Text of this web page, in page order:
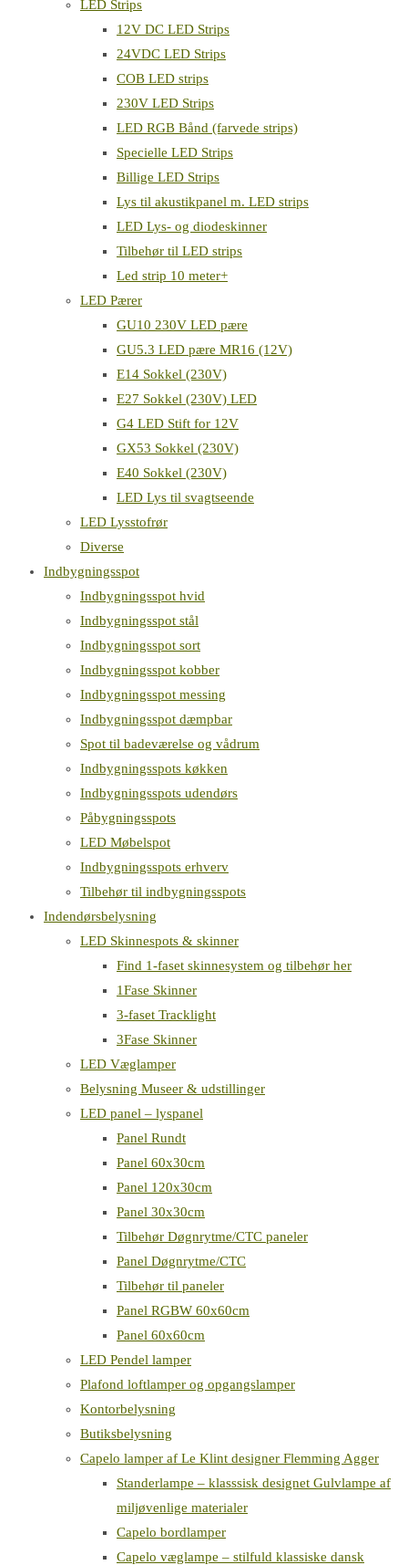
LED Strips
12V DC LED Strips
24VDC LED Strips
COB LED strips
230V LED Strips
LED RGB Bånd (farvede strips)
Specielle LED Strips
Billige LED Strips
Lys til akustikpanel m. LED strips
LED Lys- og diodeskinner
Tilbehør til LED strips
Led strip 10 meter+
LED Pærer
GU10 230V LED pære
GU5.3 LED pære MR16 (12V)
E14 Sokkel (230V)
E27 Sokkel (230V) LED
G4 LED Stift for 12V
GX53 Sokkel (230V)
E40 Sokkel (230V)
LED Lys til svagtseende
LED Lysstofrør
Diverse
Indbygningsspot
Indbygningsspot hvid
Indbygningsspot stål
Indbygningsspot sort
Indbygningsspot kobber
Indbygningsspot messing
Indbygningsspot dæmpbar
Spot til badeværelse og vådrum
Indbygningsspots køkken
Indbygningsspots udendørs
Påbygningsspots
LED Møbelspot
Indbygningsspots erhverv
Tilbehør til indbygningsspots
Indendørsbelysning
LED Skinnespots & skinner
Find 1-faset skinnesystem og tilbehør her
1Fase Skinner
3-faset Tracklight
3Fase Skinner
LED Væglamper
Belysning Museer & udstillinger
LED panel – lyspanel
Panel Rundt
Panel 60x30cm
Panel 120x30cm
Panel 30x30cm
Tilbehør Døgnrytme/CTC paneler
Panel Døgnrytme/CTC
Tilbehør til paneler
Panel RGBW 60x60cm
Panel 60x60cm
LED Pendel lamper
Plafond loftlamper og opgangslamper
Kontorbelysning
Butiksbelysning
Capelo lamper af Le Klint designer Flemming Agger
Standerlampe – klasssisk designet Gulvlampe af
miljøvenlige materialer
Capelo bordlamper
Capelo væglampe – stilfuld klassiske dansk